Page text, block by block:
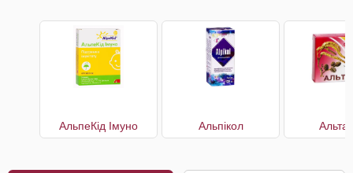
АльпеКід Імуно Альпікол